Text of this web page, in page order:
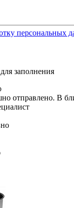
персональных
заполнения
отправлено. В